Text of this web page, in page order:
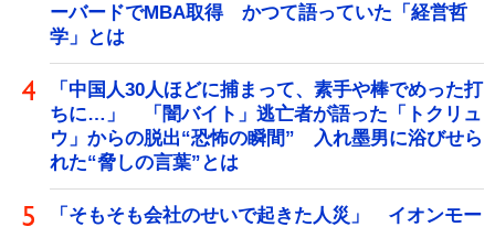
ーバードでMBA取得 かつて語っていた「経営哲
学」とは
「中国人30人ほどに捕まって、素手や棒でめった打
ちに…」 「闇バイト」逃亡者が語った「トクリュ
ウ」からの脱出“恐怖の瞬間” 入れ墨男に浴びせら
れた“脅しの言葉”とは
「そもそも会社のせいで起きた人災」 イオンモー